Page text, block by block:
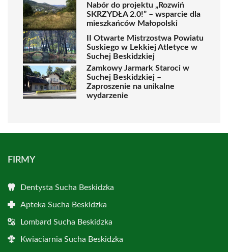
Nabór do projektu „Rozwiń
SKRZYDŁA 2.0!” – wsparcie dla
mieszkańców Małopolski
II Otwarte Mistrzostwa Powiatu
Suskiego w Lekkiej Atletyce w
Suchej Beskidzkiej
Zamkowy Jarmark Staroci w
Suchej Beskidzkiej –
Zaproszenie na unikalne
wydarzenie
FIRMY
Dentysta Sucha Beskidzka
Apteka Sucha Beskidzka
Lombard Sucha Beskidzka
Kwiaciarnia Sucha Beskidzka